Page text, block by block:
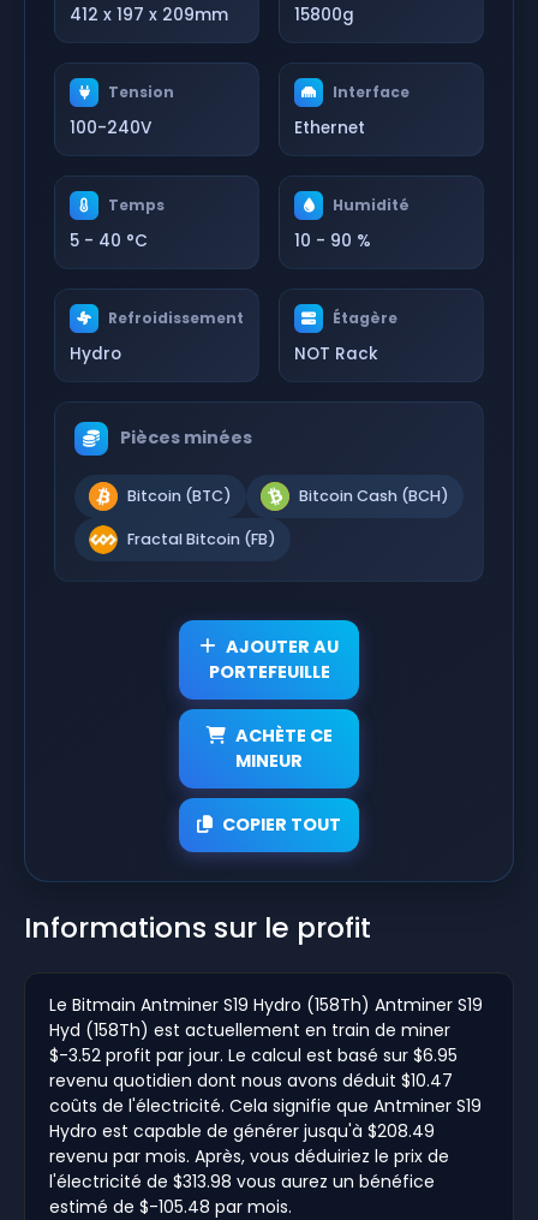
412 x 197 x 209mm 15800g
Tension
100-240V
Interface
Ethernet
Temps
5 - 40 °C
Humidité
10 - 90 %
Refroidissement
Hydro
Étagère
NOT Rack
Pièces minées
Bitcoin (BTC) Bitcoin Cash (BCH)
Fractal Bitcoin (FB)
AJOUTER AU
PORTEFEUILLE
ACHÈTE CE
MINEUR
COPIER TOUT
Informations sur le profit
Le Bitmain Antminer S19 Hydro (158Th) Antminer S19
Hyd (158Th) est actuellement en train de miner
$-3.52 profit par jour. Le calcul est basé sur $6.95
revenu quotidien dont nous avons déduit $10.47
coûts de l'électricité. Cela signifie que Antminer S19
Hydro est capable de générer jusqu'à $208.49
revenu par mois. Après, vous déduiriez le prix de
l'électricité de $313.98 vous aurez un bénéfice
estimé de $-105.48 par mois.